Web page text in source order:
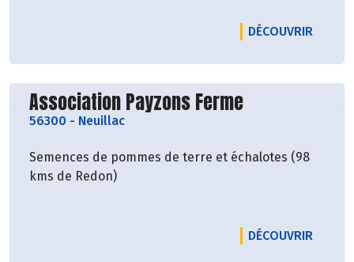
DÉCOUVRIR
Découvrir le producteur
Association Payzons Ferme
56300 - Neuillac
Semences de pommes de terre et échalotes (98
kms de Redon)
DÉCOUVRIR